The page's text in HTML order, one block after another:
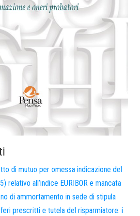
di mutuo per omessa indicazione del
relativo all’indice EURIBOR e mancata
di ammortamento in sede di stipula
prescritti e tutela del risparmiatore: i